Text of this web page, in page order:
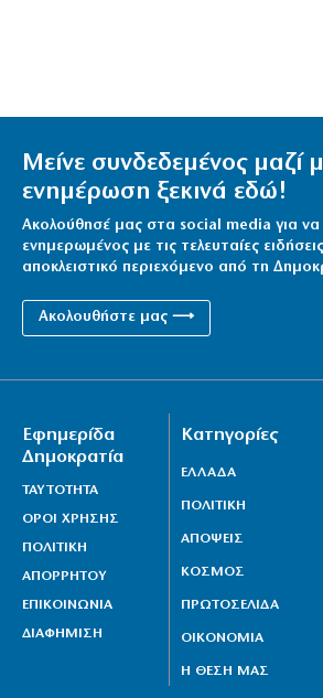
Μείνε συνδεδεμένος μαζί
ενημέρωση ξεκινά εδώ!
Ακολούθησέ μας στα social media για να
ενημερωμένος με τις τελευταίες
αποκλειστικό περιεχόμενο από τη
Ακολουθήστε μας ⟶
Εφημερίδα
Δημοκρατία
ΤΑΥΤΟΤΗΤΑ
ΟΡΟΙ ΧΡΗΣΗΣ
ΠΟΛΙΤΙΚΗ
ΑΠΟΡΡΗΤΟΥ
ΕΠΙΚΟΙΝΩΝΙΑ
ΔΙΑΦΗΜΙΣΗ
Κατηγορίες
ΕΛΛΑΔΑ
ΠΟΛΙΤΙΚΗ
ΑΠΟΨΕΙΣ
ΚΟΣΜΟΣ
ΠΡΩΤΟΣΕΛΙΔΑ
ΟΙΚΟΝΟΜΙΑ
Η ΘΕΣΗ ΜΑΣ